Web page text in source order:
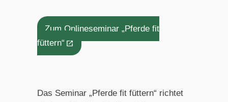
Zum Onlineseminar „Pferde fit
füttern“
Das Seminar „Pferde fit füttern“ richtet